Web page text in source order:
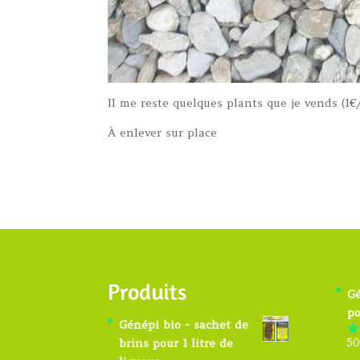
Il me reste quelques plants que je vends
À enlever sur place
Produits
Génépi bio - sachet de
brins pour 1 litre de